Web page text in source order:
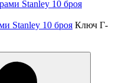
Stanley 10 броя Ключ Г-